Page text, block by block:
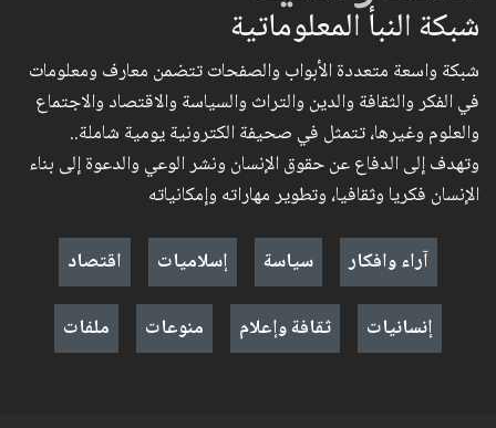
شبكة النبأ المعلوماتية
شبكة واسعة متعددة الأبواب والصفحات تتضمن معارف ومعلومات
في الفكر والثقافة والدين والتراث والسياسة والاقتصاد والاجتماع
والعلوم وغيرها، تتمثل في صحيفة الكترونية يومية شاملة..
وتهدف إلى الدفاع عن حقوق الإنسان ونشر الوعي والدعوة إلى بناء
الإنسان فكريا وثقافيا، وتطوير مهاراته وإمكانياته
آراء وافكار
سياسة إسلاميات
اقتصاد
إنسانيات
ثقافة وإعلام منوعات ملفات